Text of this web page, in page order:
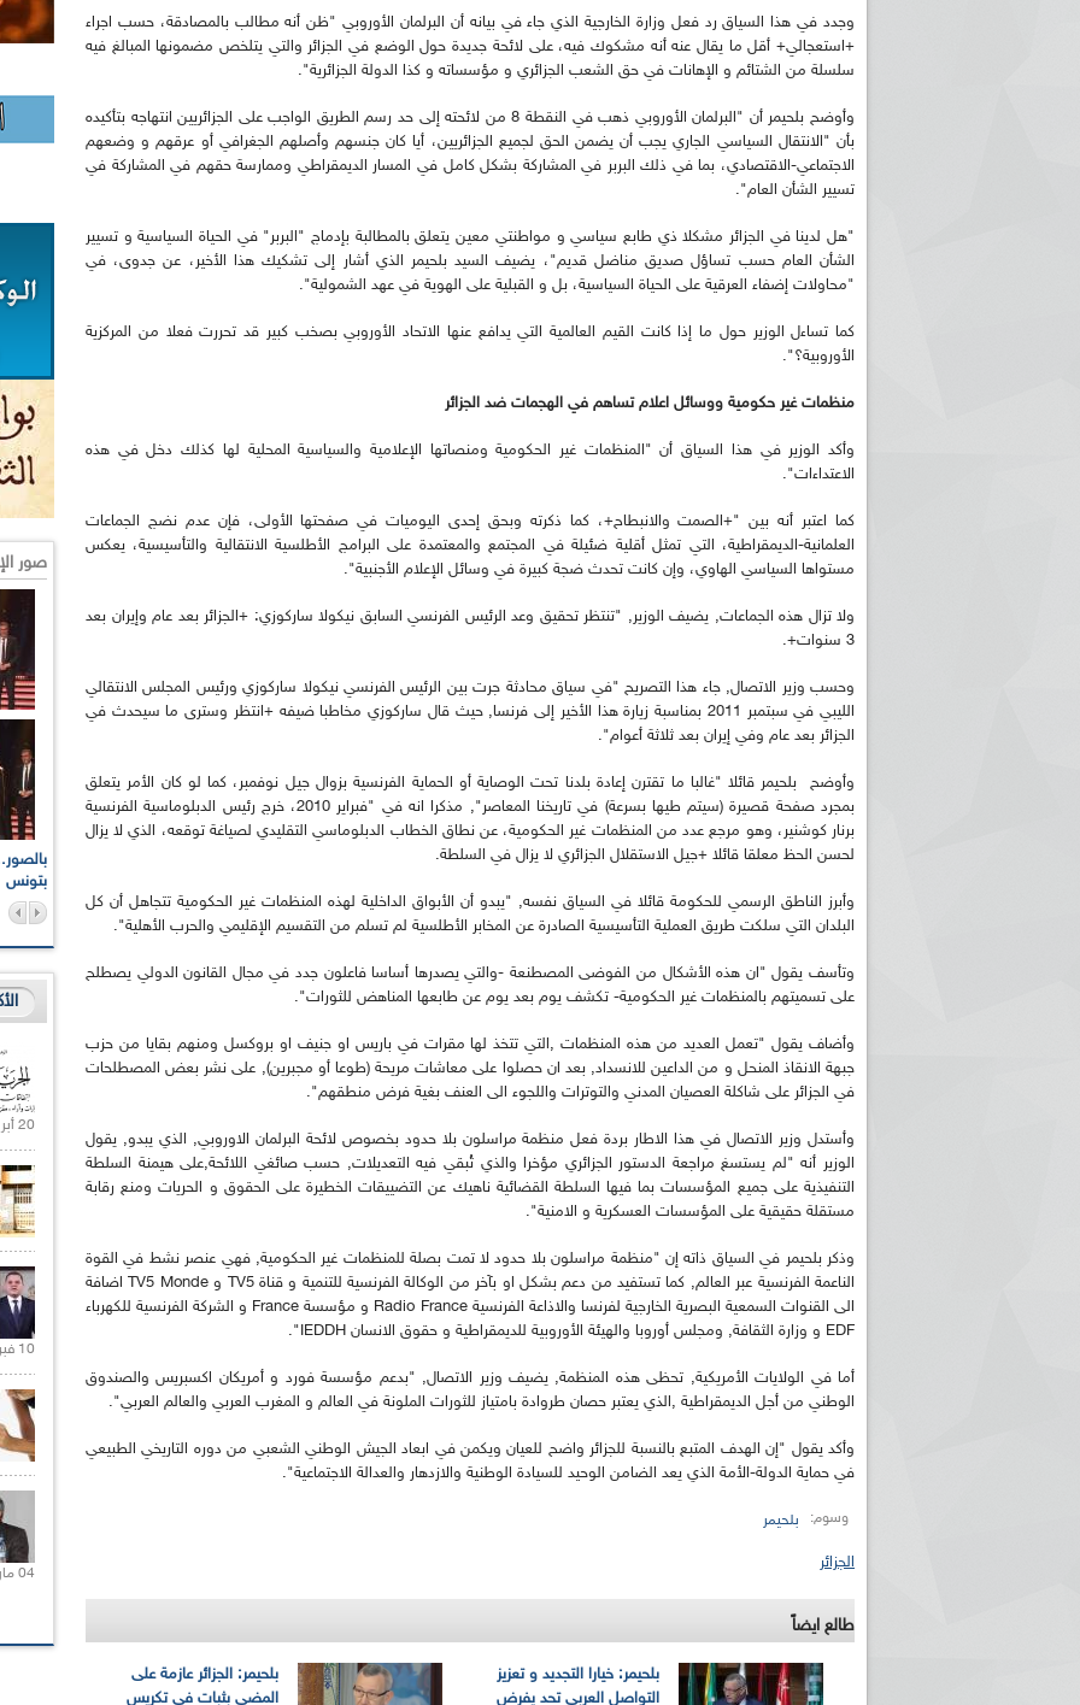
وجدد في هذا السياق رد فعل وزارة الخارجية الذي جاء في بيانه أن البرلمان الأوروبي "ظن أنه مطالب بالمصادقة، حسب اجراء
+استعجالي+ أقل ما يقال عنه أنه مشكوك فيه، على لائحة جديدة حول الوضع في الجزائر والتي يتلخص مضمونها المبالغ فيه
سلسلة من الشتائم و الإهانات في حق الشعب الجزائري و مؤسساته و كذا الدولة الجزائرية".
وأوضح بلحيمر أن "البرلمان الأوروبي ذهب في النقطة 8 من لائحته إلى حد رسم الطريق الواجب على الجزائريين انتهاجه بتأكيده
بأن "الانتقال السياسي الجاري يجب أن يضمن الحق لجميع الجزائريين، أيا كان جنسهم وأصلهم الجغرافي أو عرقهم و وضعهم
الاجتماعي-الاقتصادي، بما في ذلك البربر في المشاركة بشكل كامل في المسار الديمقراطي وممارسة حقهم في المشاركة في
تسيير الشأن العام".
"هل لدينا في الجزائر مشكلا ذي طابع سياسي و مواطنتي معين يتعلق بالمطالبة بإدماج "البربر" في الحياة السياسية و تسيير
الشأن العام حسب تساؤل صديق مناضل قديم"، يضيف السيد بلحيمر الذي أشار إلى تشكيك هذا الأخير، عن جدوى، في
"محاولات إضفاء العرقية على الحياة السياسية، بل و القبلية على الهوية في عهد الشمولية".
كما تساءل الوزير حول ما إذا كانت القيم العالمية التي يدافع عنها الاتحاد الأوروبي بصخب كبير قد تحررت فعلا من المركزية
الأوروبية؟".
منظمات غير حكومية ووسائل اعلام تساهم في الهجمات ضد الجزائر
وأكد الوزير في هذا السياق أن "المنظمات غير الحكومية ومنصاتها الإعلامية والسياسية المحلية لها كذلك دخل في هذه
الاعتداءات".
كما اعتبر أنه بين "+الصمت والانبطاح+، كما ذكرته وبحق إحدى اليوميات في صفحتها الأولى، فإن عدم نضج الجماعات
العلمانية-الديمقراطية، التي تمثل أقلية ضئيلة في المجتمع والمعتمدة على البرامج الأطلسية الانتقالية والتأسيسية، يعكس
مستواها السياسي الهاوي، وإن كانت تحدث ضجة كبيرة في وسائل الإعلام الأجنبية".
ولا تزال هذه الجماعات, يضيف الوزير, "تنتظر تحقيق وعد الرئيس الفرنسي السابق نيكولا ساركوزي: +الجزائر بعد عام وإيران بعد
3 سنوات+.
وحسب وزير الاتصال, جاء هذا التصريح "في سياق محادثة جرت بين الرئيس الفرنسي نيكولا ساركوزي ورئيس المجلس الانتقالي
الليبي في سبتمبر 2011 بمناسبة زيارة هذا الأخير إلى فرنسا, حيث قال ساركوزي مخاطبا ضيفه +انتظر وسترى ما سيحدث في
الجزائر بعد عام وفي إيران بعد ثلاثة أعوام".
وأوضح بلحيمر قائلا "غالبا ما تقترن إعادة بلدنا تحت الوصاية أو الحماية الفرنسية بزوال جيل نوفمبر، كما لو كان الأمر يتعلق
بمجرد صفحة قصيرة (سيتم طيها بسرعة) في تاريخنا المعاصر", مذكرا انه في "فبراير 2010، خرج رئيس الدبلوماسية الفرنسية
برنار كوشنير، وهو مرجع عدد من المنظمات غير الحكومية، عن نطاق الخطاب الدبلوماسي التقليدي لصياغة توقعه، الذي لا يزال
لحسن الحظ معلقا قائلا +جيل الاستقلال الجزائري لا يزال في السلطة.
وأبرز الناطق الرسمي للحكومة قائلا في السياق نفسه, "يبدو أن الأبواق الداخلية لهذه المنظمات غير الحكومية تتجاهل أن كل
البلدان التي سلكت طريق العملية التأسيسية الصادرة عن المخابر الأطلسية لم تسلم من التقسيم الإقليمي والحرب الأهلية".
وتأسف يقول "ان هذه الأشكال من الفوضى المصطنعة -والتي يصدرها أساسا فاعلون جدد في مجال القانون الدولي يصطلح
على تسميتهم بالمنظمات غير الحكومية- تكشف يوم بعد يوم عن طابعها المناهض للثورات".
وأضاف يقول "تعمل العديد من هذه المنظمات ,التي تتخذ لها مقرات في باريس او جنيف او بروكسل ومنهم بقايا من حزب
جبهة الانقاذ المنحل و من الداعين للانسداد, بعد ان حصلوا على معاشات مريحة (طوعا أو مجبرين), على نشر بعض المصطلحات
في الجزائر على شاكلة العصيان المدني والتوترات واللجوء الى العنف بغية فرض منطقهم".
وأستدل وزير الاتصال في هذا الاطار بردة فعل منظمة مراسلون بلا حدود بخصوص لائحة البرلمان الاوروبي, الذي يبدو, يقول
الوزير أنه "لم يستسغ مراجعة الدستور الجزائري مؤخرا والذي تُبقي فيه التعديلات, حسب صائغي اللائحة,على هيمنة السلطة
التنفيذية على جميع المؤسسات بما فيها السلطة القضائية ناهيك عن التضييقات الخطيرة على الحقوق و الحريات ومنع رقابة
مستقلة حقيقية على المؤسسات العسكرية و الامنية".
وذكر بلحيمر في السياق ذاته إن "منظمة مراسلون بلا حدود لا تمت بصلة للمنظمات غير الحكومية, فهي عنصر نشط في القوة
الناعمة الفرنسية عبر العالم, كما تستفيد من دعم بشكل او بآخر من الوكالة الفرنسية للتنمية و قناة TV5 و TV5 Monde اضافة
الى القنوات السمعية البصرية الخارجية لفرنسا والاذاعة الفرنسية Radio France و مؤسسة France و الشركة الفرنسية للكهرباء
EDF و وزارة الثقافة, ومجلس أوروبا والهيئة الأوروبية للديمقراطية و حقوق الانسان IEDDH".
أما في الولايات الأمريكية, تحظى هذه المنظمة, يضيف وزير الاتصال, "بدعم مؤسسة فورد و أمريكان اكسبريس والصندوق
الوطني من أجل الديمقراطية ,الذي يعتبر حصان طروادة بامتياز للثورات الملونة في العالم و المغرب العربي والعالم العربي".
وأكد يقول "إن الهدف المتبع بالنسبة للجزائر واضح للعيان ويكمن في ابعاد الجيش الوطني الشعبي من دوره التاريخي الطبيعي
في حماية الدولة-الأمة الذي يعد الضامن الوحيد للسيادة الوطنية والازدهار والعدالة الاجتماعية".
وسوم: بلحيمر
الجزائر
طالع ايضاً
بلحيمر: الجزائر عازمة على
المضي بثبات في تكريس
بلحيمر: خيارا التجديد و تعزيز
التواصل العربي تحد يفرض
صور
بتونس
بالصور... اللقاء الوطني لمديري الإذاعات الوطنية والجهويةالإذاعة الجزائرية للرياضيين البارالمبيين المتوجين
20 أبريل 2021 |
10 فبراير 2021 |
04 مارس 2020 |